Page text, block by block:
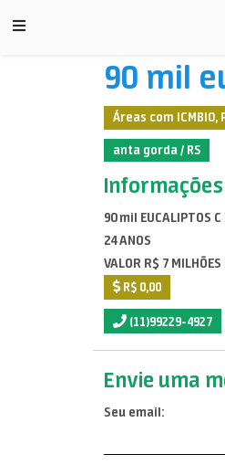
90 mil
Áreas com
anta gorda / RS
Informações
90 mil EUCALIPTOS
24 ANOS
VALOR R$ 7 MILHÕES
R$ 0,00
(11)99229-4927
Envie uma
Seu email: